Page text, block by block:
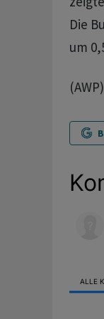
Die
um
(AWP)
ALLE